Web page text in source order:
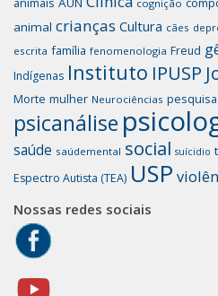
cognição
animal crianças Cultura cães
escrita família fenomenologia Freud
Indígenas Instituto IPUSP
Morte mulher Neurociências pesquisa
psicanálise
saúde saúdemental social suícidio
Espectro Autista (TEA) USP
Nossas redes sociais